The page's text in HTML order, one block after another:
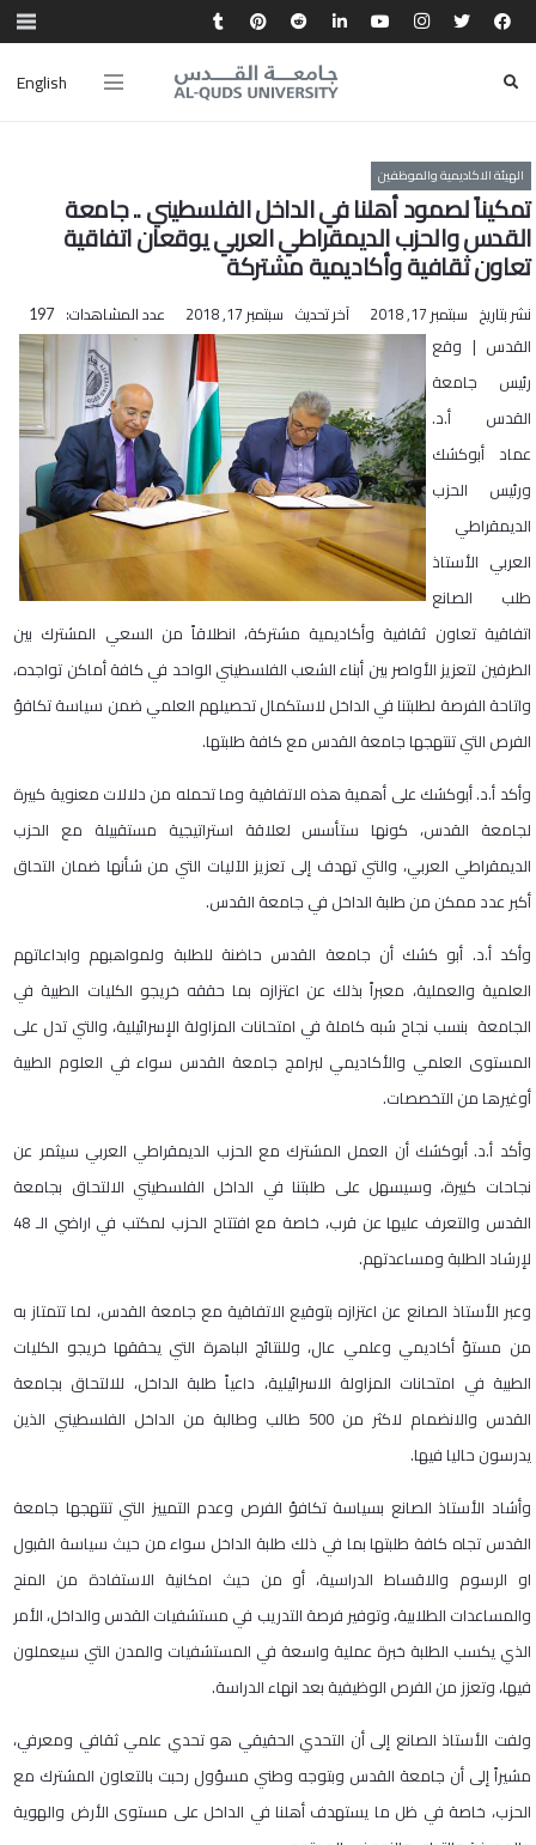
English
الهيئة الاكاديمية والموظفين
تمكيناً لصمود أهلنا في الداخل الفلسطيني .. جامعة
القدس والحزب الديمقراطي العربي يوقعان اتفاقية
تعاون ثقافية وأكاديمية مشتركة
نشر بتاريخ سبتمبر 17, 2018 آخر تحديث سبتمبر 17, 2018 عدد المشاهدات: 197
القدس | وقع
رئيس جامعة
القدس أ.د.
عماد أبوكشك
ورئيس الحزب
الديمقراطي
العربي الأستاذ
طلب الصانع
اتفاقية تعاون ثقافية وأكاديمية مشتركة، انطلاقاً من السعي المشترك بين
الطرفين لتعزيز الأواصر بين أبناء الشعب الفلسطيني الواحد في كافة أماكن تواجده،
واتاحة الفرصة لطلبتنا في الداخل لاستكمال تحصيلهم العلمي ضمن سياسة تكافؤ
الفرص التي تنتهجها جامعة القدس مع كافة طلبتها.
وأكد أ.د. أبوكشك على أهمية هذه الاتفاقية وما تحمله من دلالات معنوية كبيرة
لجامعة القدس، كونها ستأسس لعلاقة استراتيجية مستقبيلة مع الحزب
الديمقراطي العربي، والتي تهدف إلى تعزيز الآليات التي من شأنها ضمان التحاق
أكبر عدد ممكن من طلبة الداخل في جامعة القدس.
وأكد أ.د. أبو كشك أن جامعة القدس حاضنة للطلبة ولمواهبهم وابداعاتهم
العلمية والعملية، معبراً بذلك عن اعتزازه بما حققه خريجو الكليات الطبية في
الجامعة بنسب نجاح شبه كاملة في امتحانات المزاولة الإسرائيلية، والتي تدل على
المستوى العلمي والأكاديمي لبرامج جامعة القدس سواء في العلوم الطبية
أوغيرها من التخصصات.
وأكد أ.د. أبوكشك أن العمل المشترك مع الحزب الديمقراطي العربي سيثمر عن
نجاحات كبيرة، وسيسهل على طلبتنا في الداخل الفلسطيني الالتحاق بجامعة
القدس والتعرف عليها عن قرب، خاصة مع افتتاح الحزب لمكتب في اراضي الـ 48
لإرشاد الطلبة ومساعدتهم.
وعبر الأستاذ الصانع عن اعتزازه بتوقيع الاتفاقية مع جامعة القدس، لما تتمتاز به
من مستوً أكاديمي وعلمي عال، وللنتائج الباهرة التي يحققها خريجو الكليات
الطبية في امتحانات المزاولة الاسرائيلية، داعياً طلبة الداخل، للالتحاق بجامعة
القدس والانضمام لاكثر من 500 طالب وطالبة من الداخل الفلسطيني الذين
يدرسون حاليا فيها.
وأشاد الأستاذ الصانع بسياسة تكافؤ الفرص وعدم التمييز التي تنتهجها جامعة
القدس تجاه كافة طلبتها بما في ذلك طلبة الداخل سواء من حيث سياسة القبول
او الرسوم والاقساط الدراسية، أو من حيث امكانية الاستفادة من المنح
والمساعدات الطلابية، وتوفير فرصة التدريب في مستشفيات القدس والداخل، الأمر
الذي يكسب الطلبة خبرة عملية واسعة في المستشفيات والمدن التي سيعملون
فيها، وتعزز من الفرص الوظيفية بعد انهاء الدراسة.
ولفت الأستاذ الصانع إلى أن التحدي الحقيقي هو تحدي علمي ثقافي ومعرفي،
مشيراً إلى أن جامعة القدس وبتوجه وطني مسؤول رحبت بالتعاون المشترك مع
الحزب، خاصة في ظل ما يستهدف أهلنا في الداخل على مستوى الأرض والهوية